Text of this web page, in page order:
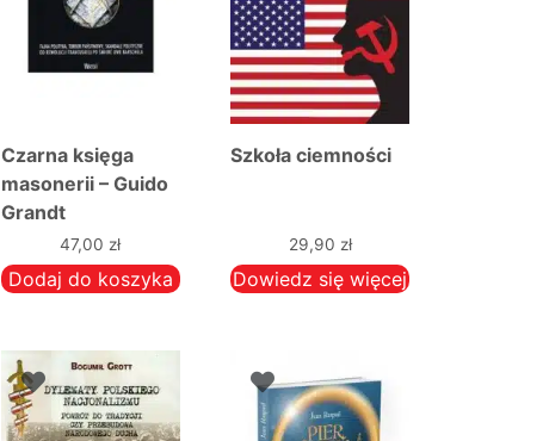
Czarna księga
masonerii – Guido
Grandt
47,00zł
Dodaj do koszyka
Szkoła ciemności
29,90 zł
Dowiedz się więcej